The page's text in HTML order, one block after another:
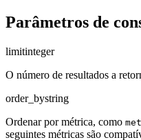
Parâmetros de
limitinteger
O número de resultados a
order_bystring
Ordenar por métrica, como
seguintes métricas são